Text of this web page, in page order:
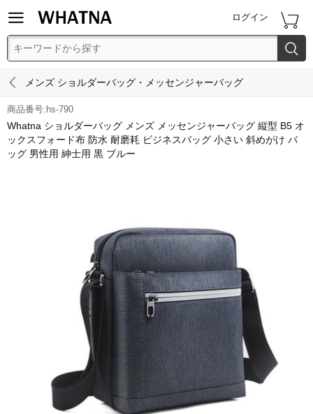
 ログイン 

 メンズ ショルダーバッグ・メッセンジャーバッグ
商品番号:hs-790
Whatna ショルダーバッグ メンズ メッセンジャーバッグ 縦型 B5 オ
ックスフォード布 防水 耐磨耗 ビジネスバッグ 小さい 斜めがけ バ
ッグ 男性用 紳士用 黒 ブルー